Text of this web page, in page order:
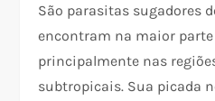
São parasitas sugadores
encontram na maior
principalmente nas
subtropicais. Sua picada